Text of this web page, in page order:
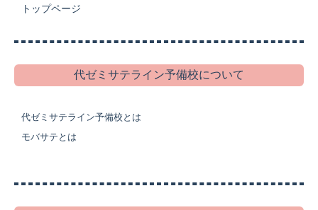
トップページ
代ゼミサテライン予備校について
代ゼミサテライン予備校とは
モバサテとは